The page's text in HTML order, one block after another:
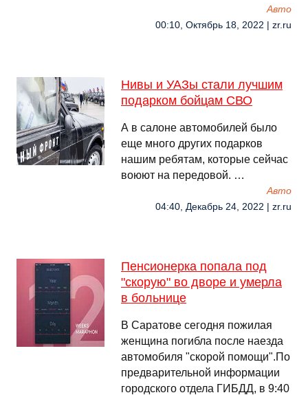
Авто
00:10, Октябрь 18, 2022 | zr.ru
Нивы и УАЗы стали лучшим
подарком бойцам СВО
А в салоне автомобилей было
еще много других подарков
нашим ребятам, которые сейчас
воюют на передовой. …
Авто
04:40, Декабрь 24, 2022 | zr.ru
Пенсионерка попала под
"скорую" во дворе и умерла
в больнице
В Саратове сегодня пожилая
женщина погибла после наезда
автомобиля "скорой помощи".По
предварительной информации
городского отдела ГИБДД, в 9:40